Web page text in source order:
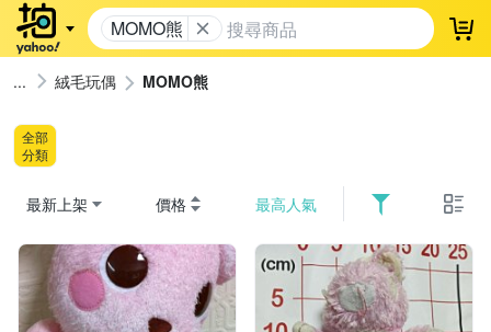
MOMO熊 登
絨毛玩偶 MOMO熊
全部
分類
最新上架 價格 最高人氣